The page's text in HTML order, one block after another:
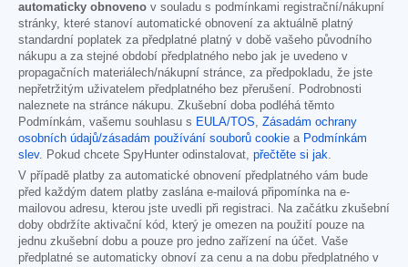
automaticky obnoveno v souladu s podmínkami registrační/nákupní
stránky, které stanoví automatické obnovení za aktuálně platný
standardní poplatek za předplatné platný v době vašeho původního
nákupu a za stejné období předplatného nebo jak je uvedeno v
propagačních materiálech/nákupní stránce, za předpokladu, že jste
nepřetržitým uživatelem předplatného bez přerušení. Podrobnosti
naleznete na stránce nákupu. Zkušební doba podléhá těmto
Podmínkám, vašemu souhlasu s EULA/TOS, Zásadám ochrany
osobních údajů/zásadám používání souborů cookie a Podmínkám
slev. Pokud chcete SpyHunter odinstalovat, přečtěte si jak.
V případě platby za automatické obnovení předplatného vám bude
před každým datem platby zaslána e-mailová připomínka na e-
mailovou adresu, kterou jste uvedli při registraci. Na začátku zkušební
doby obdržíte aktivační kód, který je omezen na použití pouze na
jednu zkušební dobu a pouze pro jedno zařízení na účet. Vaše
předplatné se automaticky obnoví za cenu a na dobu předplatného v